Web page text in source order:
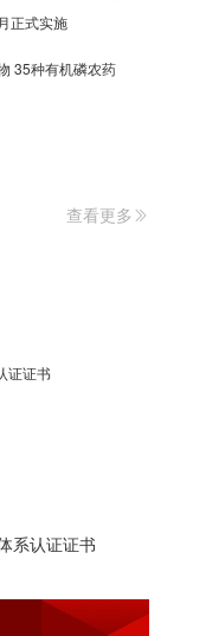
35种有机磷农药
查看更多
系认证证书